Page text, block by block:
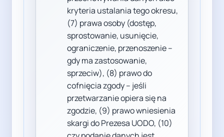
kryteria ustalania tego okresu,
(7) prawa osoby (dostęp,
sprostowanie, usunięcie,
ograniczenie, przenoszenie –
gdy ma zastosowanie,
sprzeciw), (8) prawo do
cofnięcia zgody – jeśli
przetwarzanie opiera się na
zgodzie, (9) prawo wniesienia
skargi do Prezesa UODO, (10)